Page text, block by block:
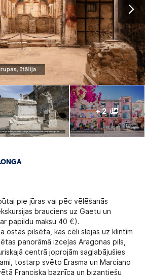
+ 2
pie jūras vai pēc vēlēšanās
brauciens uz Gaetu un
papildu maksu 40 €).
ostas pilsēta, kas cēli slejas uz klintīm
panorāmā izceļas Aragonas pils,
centrā joprojām saglabājušies
tostarp svēto Erasma un Marciano
Franciska baznīca un bizantiešu